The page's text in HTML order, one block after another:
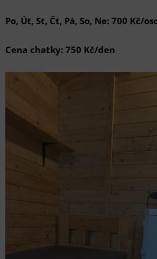
Po, Út, St, Čt, Pá, So, Ne: 700 Kč/
Cena chatky: 750 Kč/den